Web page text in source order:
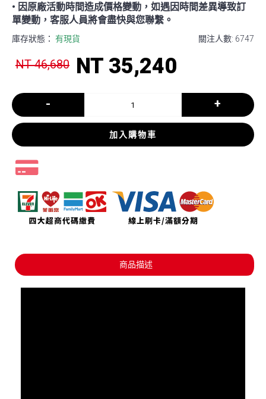
• 因原廠活動時間造成價格變動，如遇因時間差異導致訂
單變動，客服人員將會盡快與您聯繫。
關注人數: 6747
庫存狀態： 有現貨
NT 46,680 NT 35,240
- +
加入購物車
商品描述